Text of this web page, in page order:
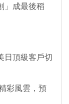
」成最後稻
日頂級客戶切
彩風雲，預